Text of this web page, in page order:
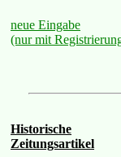
neue Eingabe
(nur mit
Historische
Zeitungsartikel